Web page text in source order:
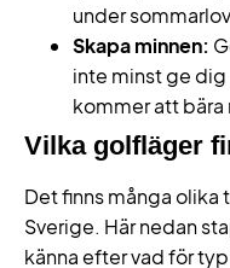
under
Skapa minnen:
inte minst ge
kommer att bära
Vilka golfläger
Det finns många olika
Sverige. Här nedan
känna efter vad för